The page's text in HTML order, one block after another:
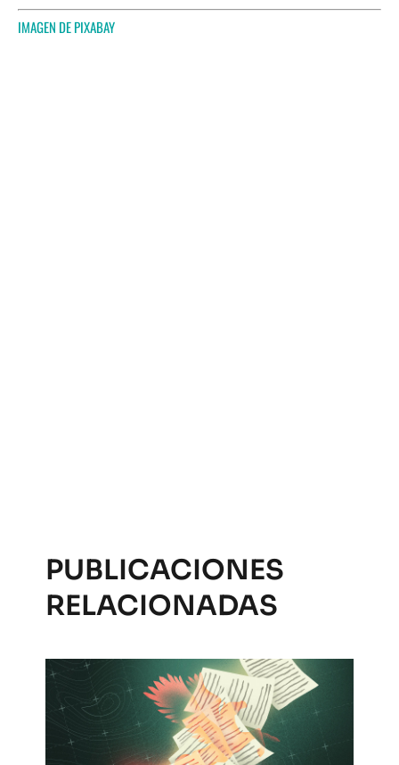
IMAGEN DEPIXABAY
PUBLICACIONES
RELACIONADAS